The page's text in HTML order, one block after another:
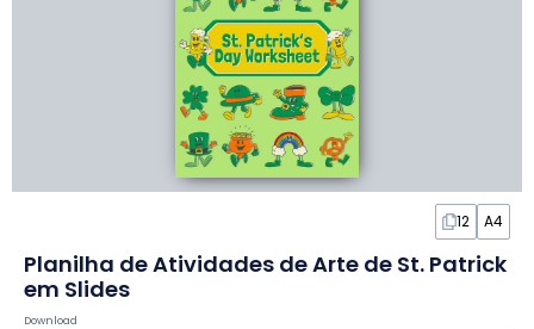
12 A4
Planilha de Atividades de Arte de St. Patrick
em Slides
Download